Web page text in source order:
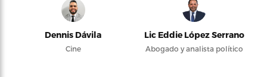
Dennis Dávila
Cine
Lic Eddie López Serrano
Abogado y analista político